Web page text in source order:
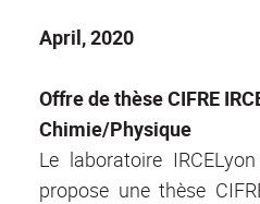
April, 2020
Offre de thèse CIFRE
Chimie/Physique
Le laboratoire
propose une thèse